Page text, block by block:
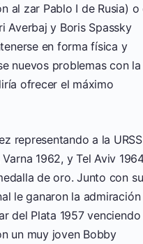
al zar Pablo I de Rusia) o
Averbaj y Boris Spassky
en forma física y
nuevos problemas con la
ofrecer el máximo
representando a la URSS
1962, y Tel Aviv
de oro. Junto con
le ganaron la admiración
del Plata 1957 venciendo
un muy joven Bobby